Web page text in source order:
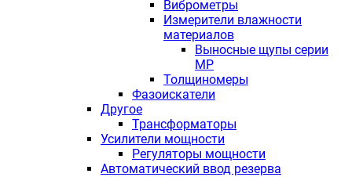
Виброметры
Измерители влажности
материалов
Выносные щупы серии
МР
Толщиномеры
Фазоискатели
Другое
Трансформаторы
Усилители мощности
Регуляторы мощности
Автоматический ввод резерва